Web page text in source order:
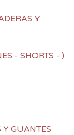
Y
- SHORTS - )
Y GUANTES